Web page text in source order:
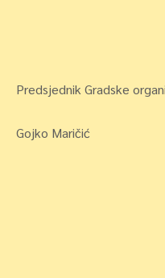
Predsjednik Gradske
Gojko Maričić